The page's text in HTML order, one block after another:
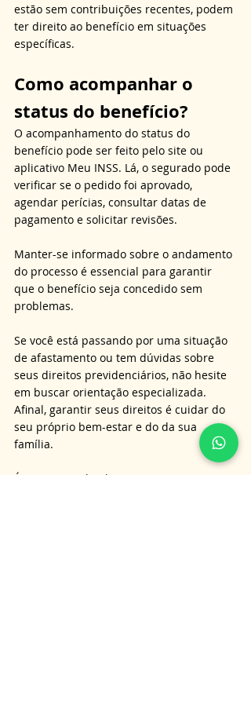
estão sem contribuições recentes, podem
ter direito ao benefício em situações
específicas.
Como acompanhar o
status do benefício?
O acompanhamento do status do
benefício pode ser feito pelo site ou
aplicativo Meu INSS. Lá, o segurado pode
verificar se o pedido foi aprovado,
agendar perícias, consultar datas de
pagamento e solicitar revisões.
Manter-se informado sobre o andamento
do processo é essencial para garantir
que o benefício seja concedido sem
problemas.
Se você está passando por uma situação
de afastamento ou tem dúvidas sobre
seus direitos previdenciários, não hesite
em buscar orientação especializada.
Afinal, garantir seus direitos é cuidar do
seu próprio bem-estar e do da sua
família.
É importante lembrar que as